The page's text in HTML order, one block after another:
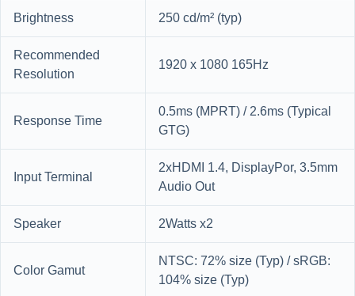
Brightness
250 cd/m² (typ)
Recommended
Resolution
1920 x 1080 165Hz
Response Time
0.5ms (MPRT) / 2.6ms (Typical
GTG)
Input Terminal
2xHDMI 1.4, DisplayPor, 3.5mm
Audio Out
Speaker
2Watts x2
Color Gamut
NTSC: 72% size (Typ) / sRGB:
104% size (Typ)